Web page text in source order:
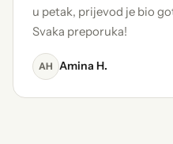
u petak, prijevod je bio
Svaka preporuka!
AH Amina H.